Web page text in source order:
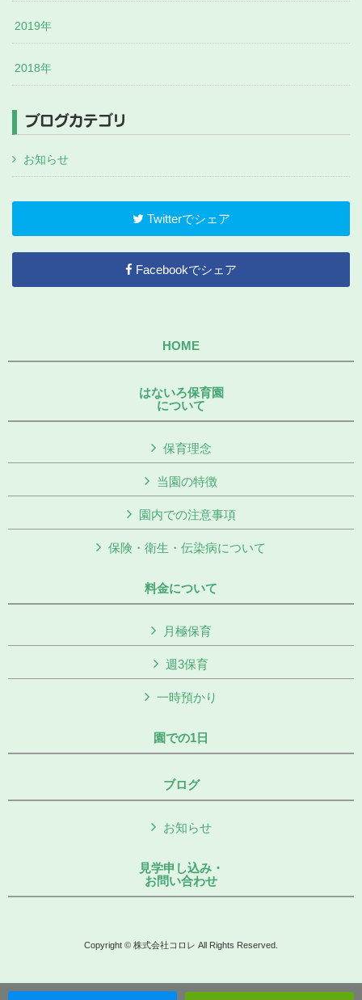
2019年
2018年
ブログカテゴリ
お知らせ
Twitterでシェア
Facebookでシェア
HOME
はないろ保育園
について
保育理念
当園の特徴
園内での注意事項
保険・衛生・伝染病について
料金について
月極保育
週3保育
一時預かり
園での1日
ブログ
お知らせ
見学申し込み・
お問い合わせ
Copyright © 株式会社コロレ All Rights Reserved.